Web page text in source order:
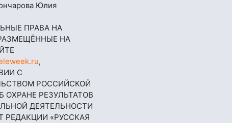
Юлия
ПРАВА НА
НА
,
С
РОССИЙСКОЙ
ОХРАНЕ РЕЗУЛЬТАТОВ
ДЕЯТЕЛЬНОСТИ
РЕДАКЦИИ «РУССКАЯ